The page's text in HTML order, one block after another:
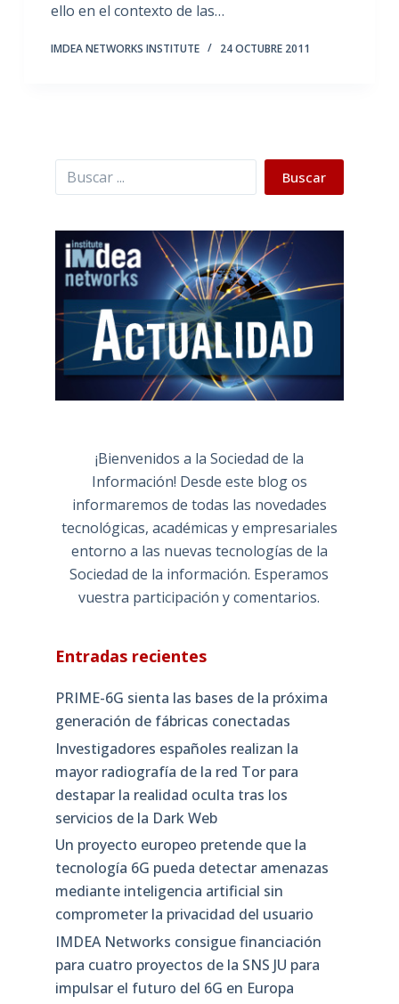
ello en el contexto de las…
IMDEA NETWORKS INSTITUTE 24 OCTUBRE 2011
Buscar Buscar
¡Bienvenidos a la Sociedad de la
Información! Desde este blog os
informaremos de todas las novedades
tecnológicas, académicas y empresariales
entorno a las nuevas tecnologías de la
Sociedad de la información. Esperamos
vuestra participación y comentarios.
Entradas recientes
PRIME-6G sienta las bases de la próxima
generación de fábricas conectadas
Investigadores españoles realizan la
mayor radiografía de la red Tor para
destapar la realidad oculta tras los
servicios de la Dark Web
Un proyecto europeo pretende que la
tecnología 6G pueda detectar amenazas
mediante inteligencia artificial sin
comprometer la privacidad del usuario
IMDEA Networks consigue financiación
para cuatro proyectos de la SNS JU para
impulsar el futuro del 6G en Europa